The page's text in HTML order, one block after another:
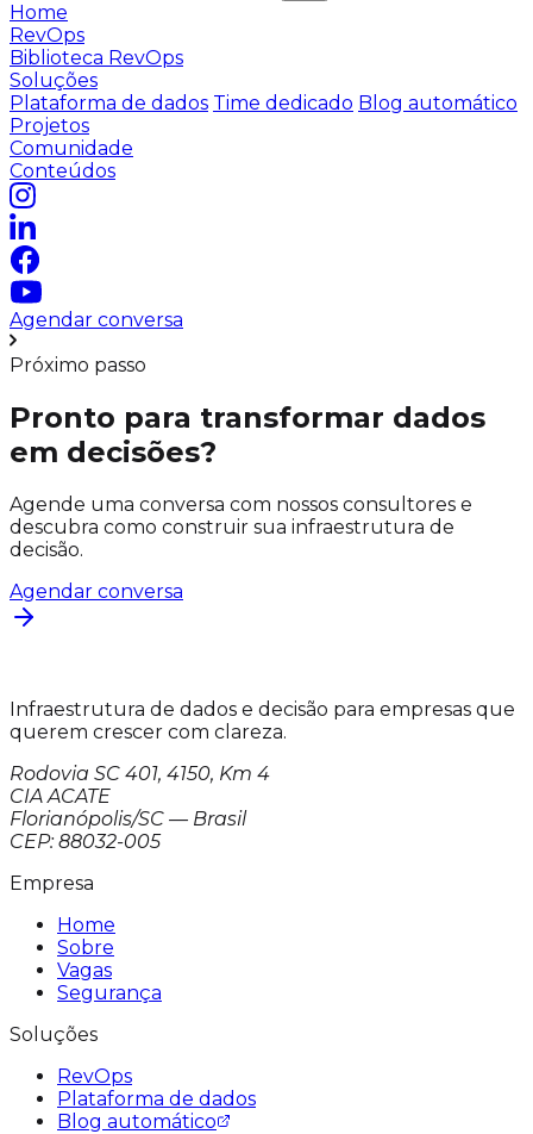
Home
RevOps
Biblioteca RevOps
Soluções
Plataforma de dados Time dedicado Blog automático
Projetos
Comunidade
Conteúdos
Agendar conversa
Próximo passo
Pronto para transformar dados
em decisões?
Agende uma conversa com nossos consultores e
descubra como construir sua infraestrutura de
decisão.
Agendar conversa
Infraestrutura de dados e decisão para empresas que
querem crescer com clareza.
Rodovia SC 401, 4150, Km 4
CIA ACATE
Florianópolis/SC — Brasil
CEP: 88032-005
Empresa
Home
Sobre
Vagas
Segurança
Soluções
RevOps
Plataforma de dados
Blog automático